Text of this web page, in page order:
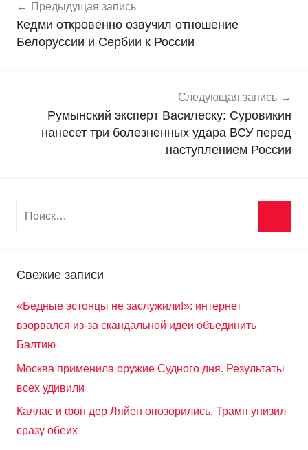
о
в
о
по
записям
Предыдущая запись
Кедми откровенно озвучил отношение
Белоруссии и Сербии к России
Следующая запись
Румынский эксперт Василеску: Суровикин
нанесет три болезненных удара ВСУ перед
наступлением России
Свежие записи
«Бедные эстонцы не заслужили!»: интернет
взорвался из-за скандальной идеи объединить
Балтию
Москва применила оружие Судного дня. Результаты
всех удивили
Каллас и фон дер Ляйен опозорились. Трамп унизил
сразу обеих